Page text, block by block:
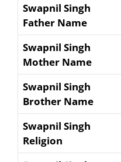
Swapnil Singh
Father Name
Swapnil Singh
Mother Name
Swapnil Singh
Brother Name
Swapnil Singh
Religion